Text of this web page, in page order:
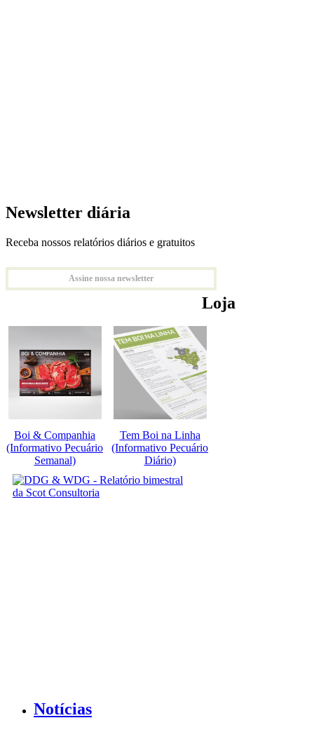
Newsletter diária
Receba nossos relatórios diários e gratuitos
Assine nossa newsletter
Loja
Boi & Companhia
(Informativo Pecuário
Semanal)
Tem Boi na Linha
(Informativo Pecuário
Diário)
Notícias